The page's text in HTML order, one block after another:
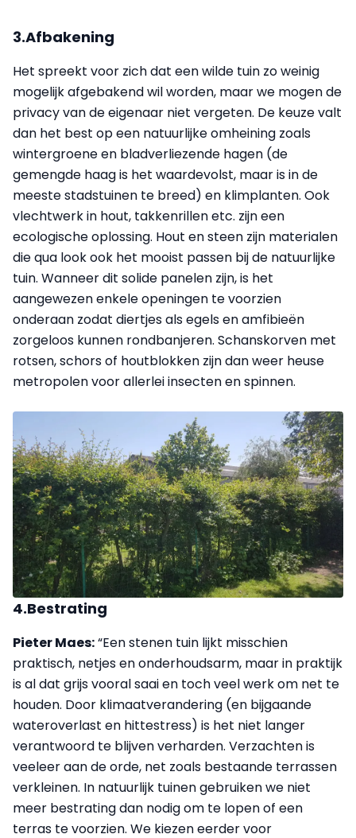
3.Afbakening
Het spreekt voor zich dat een wilde tuin zo weinig
mogelijk afgebakend wil worden, maar we mogen de
privacy van de eigenaar niet vergeten. De keuze valt
dan het best op een natuurlijke omheining zoals
wintergroene en bladverliezende hagen (de
gemengde haag is het waardevolst, maar is in de
meeste stadstuinen te breed) en klimplanten. Ook
vlechtwerk in hout, takkenrillen etc. zijn een
ecologische oplossing. Hout en steen zijn materialen
die qua look ook het mooist passen bij de natuurlijke
tuin. Wanneer dit solide panelen zijn, is het
aangewezen enkele openingen te voorzien
onderaan zodat diertjes als egels en amfibieën
zorgeloos kunnen rondbanjeren. Schanskorven met
rotsen, schors of houtblokken zijn dan weer heuse
metropolen voor allerlei insecten en spinnen.
4.Bestrating
Pieter Maes:“Een stenen tuin lijkt misschien
praktisch, netjes en onderhoudsarm, maar in praktijk
is al dat grijs vooral saai en toch veel werk om net te
houden. Door klimaatverandering (en bijgaande
wateroverlast en hittestress) is het niet langer
verantwoord te blijven verharden. Verzachten is
veeleer aan de orde, net zoals bestaande terrassen
verkleinen. In natuurlijk tuinen gebruiken we niet
meer bestrating dan nodig om te lopen of een
terras te voorzien. We kiezen eerder voor